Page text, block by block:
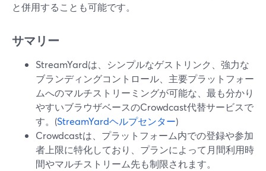
と併用することも可能です。
サマリー
StreamYardは、シンプルなゲストリンク、強力な
ブランディングコントロール、主要プラットフォー
ムへのマルチストリーミングが可能な、最も分かり
やすいブラウザベースのCrowdcast代替サービスで
す。(StreamYardヘルプセンター)
Crowdcastは、プラットフォーム内での登録や参加
者上限に特化しており、プランによって月間利用時
間やマルチストリーム先も制限されます。